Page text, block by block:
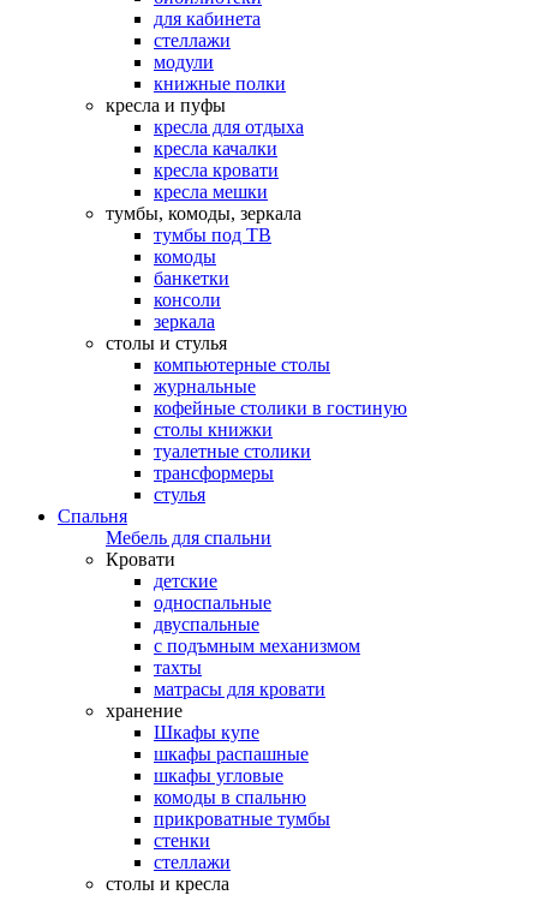
для кабинета
стеллажи
модули
книжные полки
кресла и пуфы
кресла для отдыха
кресла качалки
кресла кровати
кресла мешки
тумбы, комоды, зеркала
тумбы под ТВ
комоды
банкетки
консоли
зеркала
столы и стулья
компьютерные столы
журнальные
кофейные столики в гостиную
столы книжки
туалетные столики
трансформеры
стулья
Спальня
Мебель для спальни
Кровати
детские
односпальные
двуспальные
с подъмным механизмом
тахты
матрасы для кровати
хранение
Шкафы купе
шкафы распашные
шкафы угловые
комоды в спальню
прикроватные тумбы
стенки
стеллажи
столы и кресла